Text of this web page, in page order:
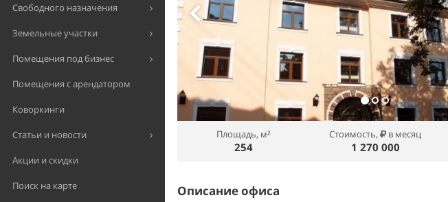
Свободного назначения
Земельные участки
Помещения под бизнес
Помещения с арендатором
Коворкинги
Статьи и новости
Акции и скидки
Поиск на карте
Площадь, м²
254
Стоимость, в месяц
1 270 000
Описание офиса